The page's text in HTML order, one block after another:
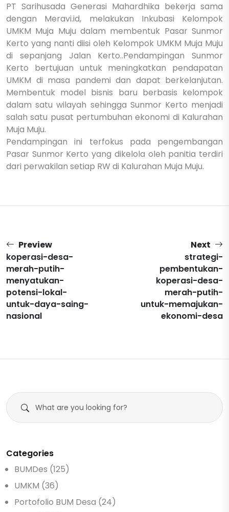
PT Sarihusada Generasi Mahardhika bekerja sama
dengan Meravi.id, melakukan Inkubasi Kelompok
UMKM Muja Muju dalam membentuk Pasar Sunmor
Kerto yang nanti diisi oleh Kelompok UMKM Muja Muju
di sepanjang Jalan Kerto..Pendampingan Sunmor
Kerto bertujuan untuk meningkatkan pendapatan
UMKM di masa pandemi dan dapat berkelanjutan.
Membentuk model bisnis baru berbasis kelompok
dalam satu wilayah sehingga Sunmor Kerto menjadi
salah satu pusat pertumbuhan ekonomi di Kalurahan
Muja Muju.
Pendampingan ini terfokus pada pengembangan
Pasar Sunmor Kerto yang dikelola oleh panitia terdiri
dari perwakilan setiap RW di Kalurahan Muja Muju.
Preview
koperasi-desa-
merah-putih-
menyatukan-
potensi-lokal-
untuk-daya-saing-
nasional
Next
strategi-
pembentukan-
koperasi-desa-
merah-putih-
untuk-memajukan-
ekonomi-desa
Categories
BUMDes (125)
UMKM (36)
Portofolio BUM Desa (24)